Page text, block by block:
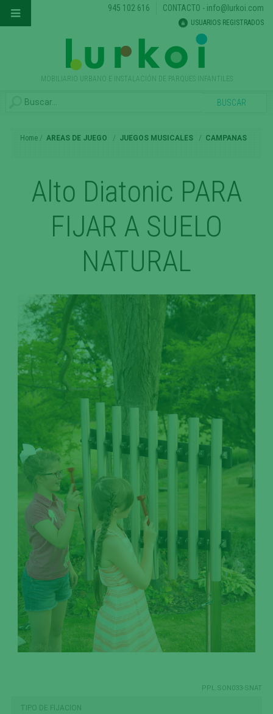
MOBILIARIO URBANO E INSTALACIÓN DE PARQUES INFANTILES
945 102 616 CONTACTO - info@lurkoi.com
USUARIOS REGISTRADOS
Home AREAS DE JUEGO JUEGOS MUSICALES CAMPANAS
Alto Diatonic PARA
FIJAR A SUELO
NATURAL
PPL.SON033-SNAT
TIPO DE FIJACION